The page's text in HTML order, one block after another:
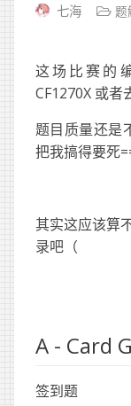
七海 题
这场比赛的
CF1270X 或者
题目质量还是
把我搞得要死
其实这应该算
录吧（
A - Card
签到题